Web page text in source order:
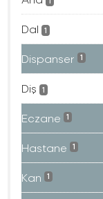
Dal 1
Dispanser 1
Diş 1
Eczane 1
Hastane 1
Kan 1